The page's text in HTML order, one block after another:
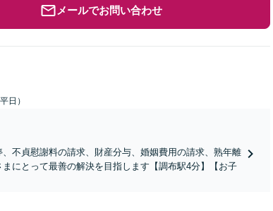
メールでお問い合わせ
日）
不貞慰謝料の請求、財産分与、婚姻費用の請求、熟年離
にとって最善の解決を目指します【調布駅4分】【お子